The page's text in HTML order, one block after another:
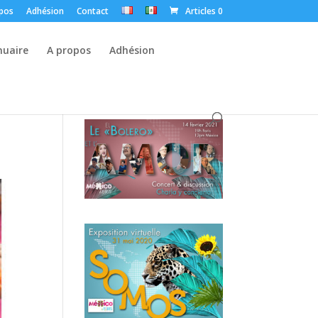
Adhésion Contact Articles 0
A propos Adhésion